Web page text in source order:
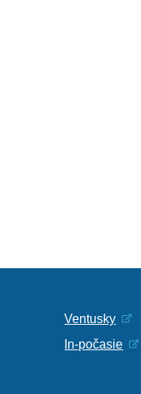
Ventusky
In-počasie